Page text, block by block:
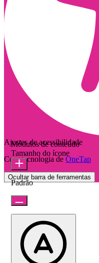
Ajustes de acessibilidade
Com tecnologia de OneTap
Ocultar barra de ferramentas
Módulos de conteúdo
Tamanho do ícone
Padrão